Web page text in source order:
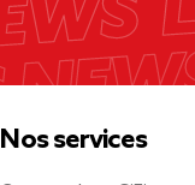
Nos services